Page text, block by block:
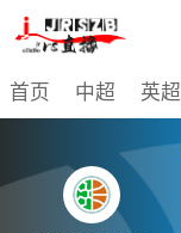
首页 中超 英超